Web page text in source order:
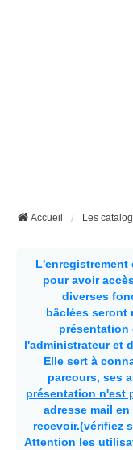
Accueil
pour avoir
diverses
bâclées seront
présentation
l'administrateur et
Elle sert à
parcours, ses
présentation n'est
adresse mail
recevoir.(vérifiez
Attention les